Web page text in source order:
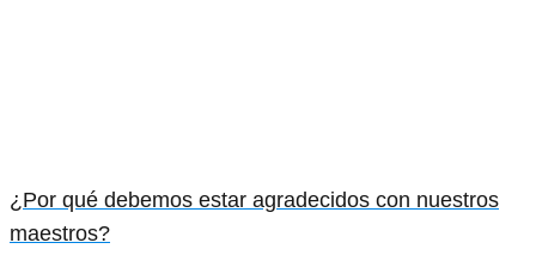
¿Por qué debemos estar agradecidos con nuestros
maestros?